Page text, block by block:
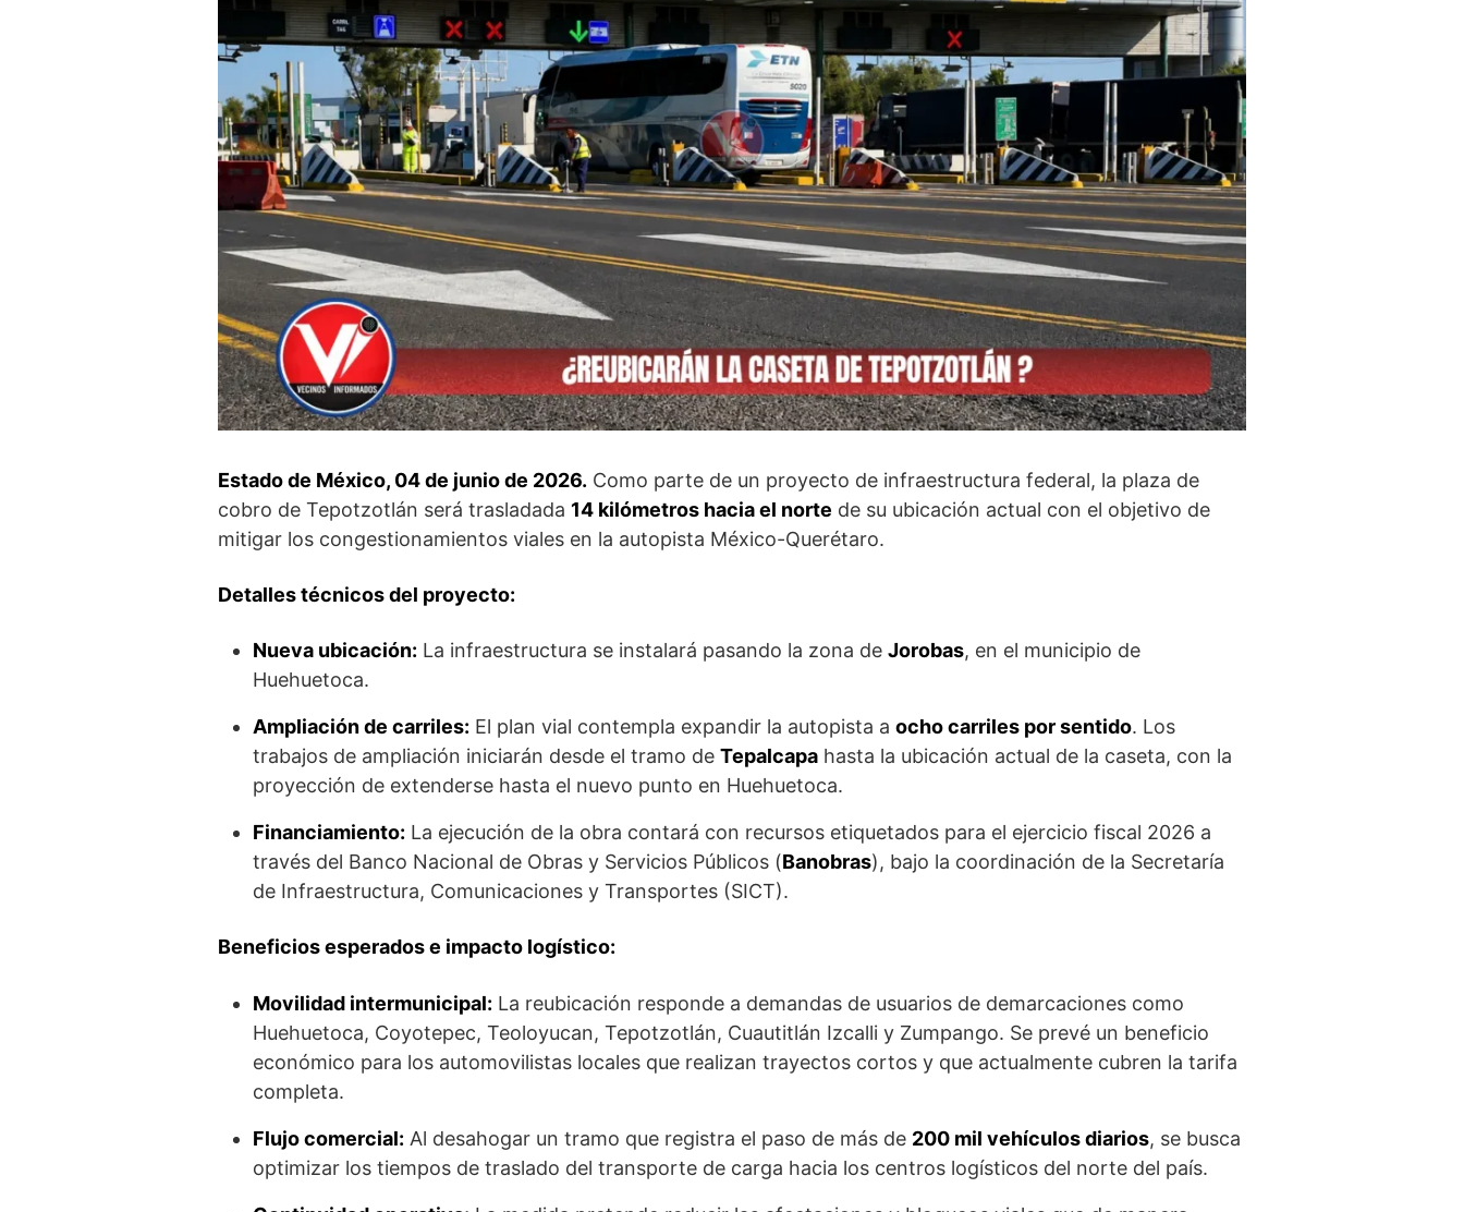
Estado de México, 04 de junio de 2026. Como parte de un proyecto de infraestructura federal, la plaza de
cobro de Tepotzotlán será trasladada 14 kilómetros hacia el norte de su ubicación actual con el objetivo de
mitigar los congestionamientos viales en la autopista México-Querétaro.
Detalles técnicos del proyecto:
Nueva ubicación: La infraestructura se instalará pasando la zona de Jorobas, en el municipio de
Huehuetoca.
Ampliación de carriles: El plan vial contempla expandir la autopista a ocho carriles por sentido. Los
trabajos de ampliación iniciarán desde el tramo de Tepalcapa hasta la ubicación actual de la caseta, con la
proyección de extenderse hasta el nuevo punto en Huehuetoca.
Financiamiento: La ejecución de la obra contará con recursos etiquetados para el ejercicio fiscal 2026 a
través del Banco Nacional de Obras y Servicios Públicos (Banobras), bajo la coordinación de la Secretaría
de Infraestructura, Comunicaciones y Transportes (SICT).
Beneficios esperados e impacto logístico:
Movilidad intermunicipal: La reubicación responde a demandas de usuarios de demarcaciones como
Huehuetoca, Coyotepec, Teoloyucan, Tepotzotlán, Cuautitlán Izcalli y Zumpango. Se prevé un beneficio
económico para los automovilistas locales que realizan trayectos cortos y que actualmente cubren la tarifa
completa.
Flujo comercial: Al desahogar un tramo que registra el paso de más de 200 mil vehículos diarios, se busca
optimizar los tiempos de traslado del transporte de carga hacia los centros logísticos del norte del país.